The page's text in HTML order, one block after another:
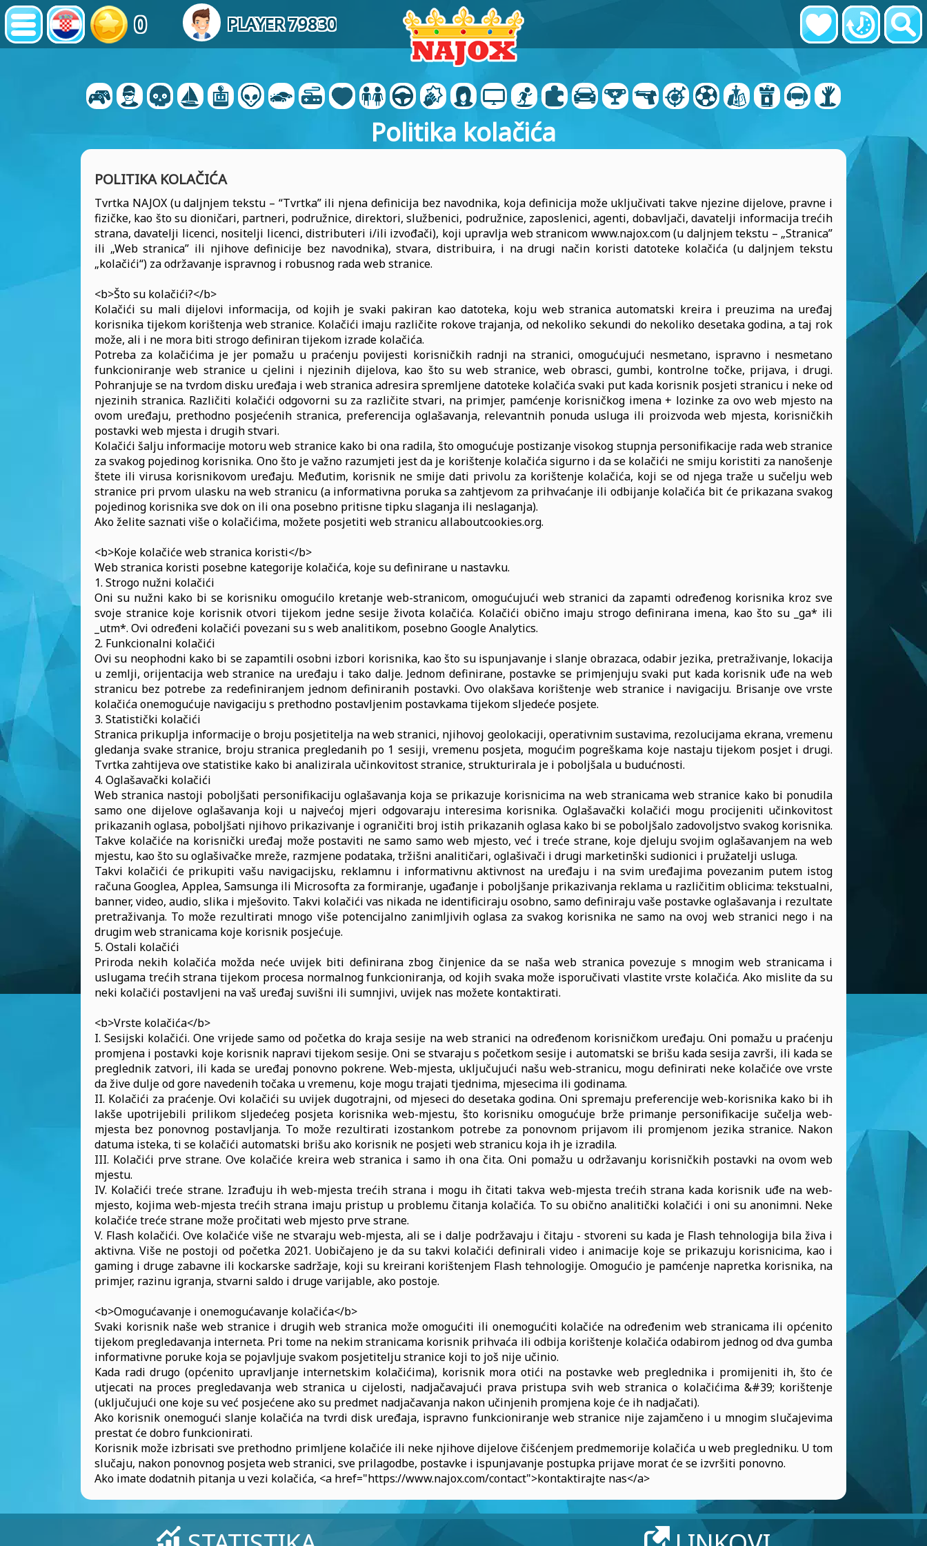
0 PLAYER 79830
Politika kolačića
POLITIKA KOLAČIĆA
Tvrtka NAJOX (u daljnjem tekstu – “Tvrtka” ili njena definicija bez navodnika, koja definicija može uključivati takve njezine dijelove, pravne i
fizičke, kao što su dioničari, partneri, podružnice, direktori, službenici, podružnice, zaposlenici, agenti, dobavljači, davatelji informacija trećih
strana, davatelji licenci, nositelji licenci, distributeri i/ili izvođači), koji upravlja web stranicom www.najox.com (u daljnjem tekstu – „Stranica”
ili „Web stranica” ili njihove definicije bez navodnika), stvara, distribuira, i na drugi način koristi datoteke kolačića (u daljnjem tekstu
„kolačići“) za održavanje ispravnog i robusnog rada web stranice.
<b>Što su kolačići?</b>
Kolačići su mali dijelovi informacija, od kojih je svaki pakiran kao datoteka, koju web stranica automatski kreira i preuzima na uređaj
korisnika tijekom korištenja web stranice. Kolačići imaju različite rokove trajanja, od nekoliko sekundi do nekoliko desetaka godina, a taj rok
može, ali i ne mora biti strogo definiran tijekom izrade kolačića.
Potreba za kolačićima je jer pomažu u praćenju povijesti korisničkih radnji na stranici, omogućujući nesmetano, ispravno i nesmetano
funkcioniranje web stranice u cjelini i njezinih dijelova, kao što su web stranice, web obrasci, gumbi, kontrolne točke, prijava, i drugi.
Pohranjuje se na tvrdom disku uređaja i web stranica adresira spremljene datoteke kolačića svaki put kada korisnik posjeti stranicu i neke od
njezinih stranica. Različiti kolačići odgovorni su za različite stvari, na primjer, pamćenje korisničkog imena + lozinke za ovo web mjesto na
ovom uređaju, prethodno posjećenih stranica, preferencija oglašavanja, relevantnih ponuda usluga ili proizvoda web mjesta, korisničkih
postavki web mjesta i drugih stvari.
Kolačići šalju informacije motoru web stranice kako bi ona radila, što omogućuje postizanje visokog stupnja personifikacije rada web stranice
za svakog pojedinog korisnika. Ono što je važno razumjeti jest da je korištenje kolačića sigurno i da se kolačići ne smiju koristiti za nanošenje
štete ili virusa korisnikovom uređaju. Međutim, korisnik ne smije dati privolu za korištenje kolačića, koji se od njega traže u sučelju web
stranice pri prvom ulasku na web stranicu (a informativna poruka sa zahtjevom za prihvaćanje ili odbijanje kolačića bit će prikazana svakog
pojedinog korisnika sve dok on ili ona posebno pritisne tipku slaganja ili neslaganja).
Ako želite saznati više o kolačićima, možete posjetiti web stranicu allaboutcookies.org.
<b>Koje kolačiće web stranica koristi</b>
Web stranica koristi posebne kategorije kolačića, koje su definirane u nastavku.
1. Strogo nužni kolačići
Oni su nužni kako bi se korisniku omogućilo kretanje web-stranicom, omogućujući web stranici da zapamti određenog korisnika kroz sve
svoje stranice koje korisnik otvori tijekom jedne sesije života kolačića. Kolačići obično imaju strogo definirana imena, kao što su _ga* ili
_utm*. Ovi određeni kolačići povezani su s web analitikom, posebno Google Analytics.
2. Funkcionalni kolačići
Ovi su neophodni kako bi se zapamtili osobni izbori korisnika, kao što su ispunjavanje i slanje obrazaca, odabir jezika, pretraživanje, lokacija
u zemlji, orijentacija web stranice na uređaju i tako dalje. Jednom definirane, postavke se primjenjuju svaki put kada korisnik uđe na web
stranicu bez potrebe za redefiniranjem jednom definiranih postavki. Ovo olakšava korištenje web stranice i navigaciju. Brisanje ove vrste
kolačića onemogućuje navigaciju s prethodno postavljenim postavkama tijekom sljedeće posjete.
3. Statistički kolačići
Stranica prikuplja informacije o broju posjetitelja na web stranici, njihovoj geolokaciji, operativnim sustavima, rezolucijama ekrana, vremenu
gledanja svake stranice, broju stranica pregledanih po 1 sesiji, vremenu posjeta, mogućim pogreškama koje nastaju tijekom posjet i drugi.
Tvrtka zahtijeva ove statistike kako bi analizirala učinkovitost stranice, strukturirala je i poboljšala u budućnosti.
4. Oglašavački kolačići
Web stranica nastoji poboljšati personifikaciju oglašavanja koja se prikazuje korisnicima na web stranicama web stranice kako bi ponudila
samo one dijelove oglašavanja koji u najvećoj mjeri odgovaraju interesima korisnika. Oglašavački kolačići mogu procijeniti učinkovitost
prikazanih oglasa, poboljšati njihovo prikazivanje i ograničiti broj istih prikazanih oglasa kako bi se poboljšalo zadovoljstvo svakog korisnika.
Takve kolačiće na korisnički uređaj može postaviti ne samo samo web mjesto, već i treće strane, koje djeluju svojim oglašavanjem na web
mjestu, kao što su oglašivačke mreže, razmjene podataka, tržišni analitičari, oglašivači i drugi marketinški sudionici i pružatelji usluga.
Takvi kolačići će prikupiti vašu navigacijsku, reklamnu i informativnu aktivnost na uređaju i na svim uređajima povezanim putem istog
računa Googlea, Applea, Samsunga ili Microsofta za formiranje, ugađanje i poboljšanje prikazivanja reklama u različitim oblicima: tekstualni,
banner, video, audio, slika i mješovito. Takvi kolačići vas nikada ne identificiraju osobno, samo definiraju vaše postavke oglašavanja i rezultate
pretraživanja. To može rezultirati mnogo više potencijalno zanimljivih oglasa za svakog korisnika ne samo na ovoj web stranici nego i na
drugim web stranicama koje korisnik posjećuje.
5. Ostali kolačići
Priroda nekih kolačića možda neće uvijek biti definirana zbog činjenice da se naša web stranica povezuje s mnogim web stranicama i
uslugama trećih strana tijekom procesa normalnog funkcioniranja, od kojih svaka može isporučivati vlastite vrste kolačića. Ako mislite da su
neki kolačići postavljeni na vaš uređaj suvišni ili sumnjivi, uvijek nas možete kontaktirati.
<b>Vrste kolačića</b>
I. Sesijski kolačići. One vrijede samo od početka do kraja sesije na web stranici na određenom korisničkom uređaju. Oni pomažu u praćenju
promjena i postavki koje korisnik napravi tijekom sesije. Oni se stvaraju s početkom sesije i automatski se brišu kada sesija završi, ili kada se
preglednik zatvori, ili kada se uređaj ponovno pokrene. Web-mjesta, uključujući našu web-stranicu, mogu definirati neke kolačiće ove vrste
da žive dulje od gore navedenih točaka u vremenu, koje mogu trajati tjednima, mjesecima ili godinama.
II. Kolačići za praćenje. Ovi kolačići su uvijek dugotrajni, od mjeseci do desetaka godina. Oni spremaju preferencije web-korisnika kako bi ih
lakše upotrijebili prilikom sljedećeg posjeta korisnika web-mjestu, što korisniku omogućuje brže primanje personifikacije sučelja web-
mjesta bez ponovnog postavljanja. To može rezultirati izostankom potrebe za ponovnom prijavom ili promjenom jezika stranice. Nakon
datuma isteka, ti se kolačići automatski brišu ako korisnik ne posjeti web stranicu koja ih je izradila.
III. Kolačići prve strane. Ove kolačiće kreira web stranica i samo ih ona čita. Oni pomažu u održavanju korisničkih postavki na ovom web
mjestu.
IV. Kolačići treće strane. Izrađuju ih web-mjesta trećih strana i mogu ih čitati takva web-mjesta trećih strana kada korisnik uđe na web-
mjesto, kojima web-mjesta trećih strana imaju pristup u problemu čitanja kolačića. To su obično analitički kolačići i oni su anonimni. Neke
kolačiće treće strane može pročitati web mjesto prve strane.
V. Flash kolačići. Ove kolačiće više ne stvaraju web-mjesta, ali se i dalje podržavaju i čitaju - stvoreni su kada je Flash tehnologija bila živa i
aktivna. Više ne postoji od početka 2021. Uobičajeno je da su takvi kolačići definirali video i animacije koje se prikazuju korisnicima, kao i
gaming i druge zabavne ili kockarske sadržaje, koji su kreirani korištenjem Flash tehnologije. Omogućio je pamćenje napretka korisnika, na
primjer, razinu igranja, stvarni saldo i druge varijable, ako postoje.
<b>Omogućavanje i onemogućavanje kolačića</b>
Svaki korisnik naše web stranice i drugih web stranica može omogućiti ili onemogućiti kolačiće na određenim web stranicama ili općenito
tijekom pregledavanja interneta. Pri tome na nekim stranicama korisnik prihvaća ili odbija korištenje kolačića odabirom jednog od dva gumba
informativne poruke koja se pojavljuje svakom posjetitelju stranice koji to još nije učinio.
Kada radi drugo (općenito upravljanje internetskim kolačićima), korisnik mora otići na postavke web preglednika i promijeniti ih, što će
utjecati na proces pregledavanja web stranica u cijelosti, nadjačavajući prava pristupa svih web stranica o kolačićima &#39; korištenje
(uključujući one koje su već posjećene ako su predmet nadjačavanja nakon učinjenih promjena koje će ih nadjačati).
Ako korisnik onemogući slanje kolačića na tvrdi disk uređaja, ispravno funkcioniranje web stranice nije zajamčeno i u mnogim slučajevima
prestat će dobro funkcionirati.
Korisnik može izbrisati sve prethodno primljene kolačiće ili neke njihove dijelove čišćenjem predmemorije kolačića u web pregledniku. U tom
slučaju, nakon ponovnog posjeta web stranici, sve prilagodbe, postavke i ispunjavanje postupka prijave morat će se izvršiti ponovno.
Ako imate dodatnih pitanja u vezi kolačića, <a href="https://www.najox.com/contact">kontaktirajte nas</a>